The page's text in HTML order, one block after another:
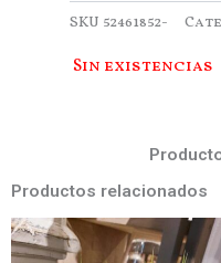
SKU 52461852-
Sin existencias
Productos relacionados